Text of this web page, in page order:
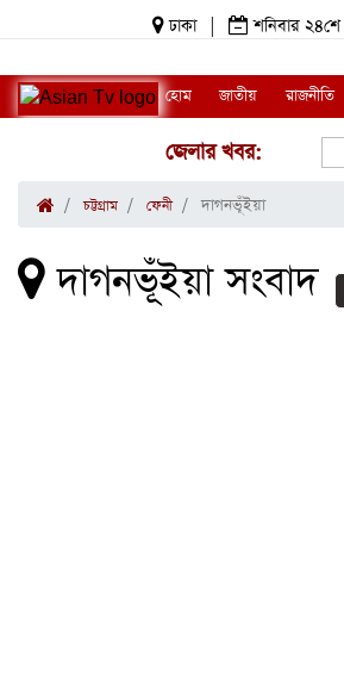
ঢাকা শনিবার
হোম জাতীয় রাজনীতি
জেলার খবর:
চট্টগ্রাম ফেনী দাগনভূঁইয়া
দাগনভূঁইয়া সংবাদ